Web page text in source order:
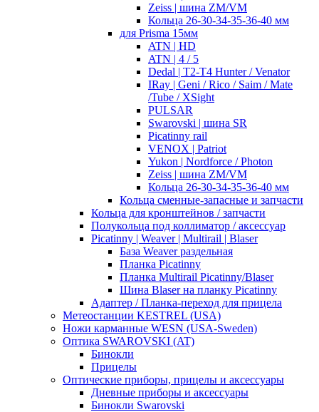
Zeiss | шина ZM/VM
Кольца 26-30-34-35-36-40 мм
для Prisma 15мм
ATN | HD
ATN | 4 / 5
Dedal | T2-T4 Hunter / Venator
IRay | Geni / Rico / Saim / Mate
/Tube / XSight
PULSAR
Swarovski | шина SR
Picatinny rail
VENOX | Patriot
Yukon | Nordforce / Photon
Zeiss | шина ZM/VM
Кольца 26-30-34-35-36-40 мм
Кольца сменные-запасные и запчасти
Кольца для кронштейнов / запчасти
Полукольца под коллиматор / аксессуар
Picatinny | Weaver | Multirail | Blaser
База Weaver раздельная
Планка Picatinny
Планка Multirail Picatinny/Blaser
Шина Blaser на планку Picatinny
Адаптер / Планка-переход для прицела
Метеостанции KESTREL (USA)
Ножи карманные WESN (USA-Sweden)
Оптика SWAROVSKI (AT)
Бинокли
Прицелы
Оптические приборы, прицелы и аксессуары
Дневные приборы и аксессуары
Бинокли Swarovski